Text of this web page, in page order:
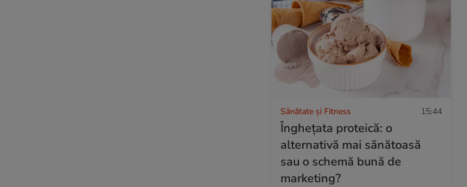
Sănătate și Fitness 15:44
Înghețata proteică: o
alternativă mai sănătoasă
sau o schemă bună de
marketing?